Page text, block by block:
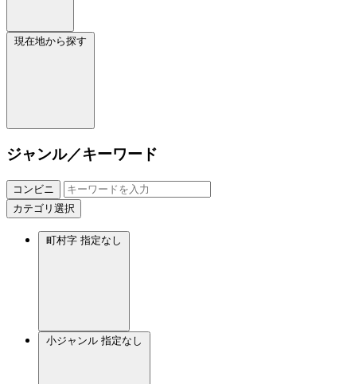
現在地から探す
ジャンル／キーワード
コンビニ
カテゴリ選択
町村字 指定なし
小ジャンル 指定なし